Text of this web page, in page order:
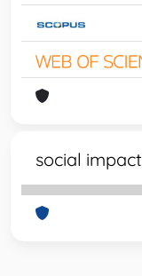
social impact